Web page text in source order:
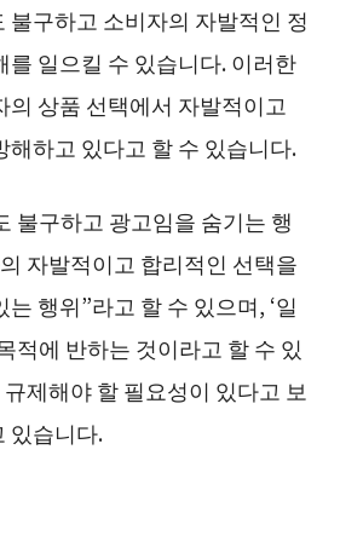
불구하고 소비자의 자발적인 정
를 일으킬 수 있습니다. 이러한
의 상품 선택에서 자발적이고
해하고 있다고 할 수 있습니다.
불구하고 광고임을 숨기는 행
자발적이고 합리적인 선택을
행위”라고 할 수 있으며, ‘일
적에 반하는 것이라고 할 수 있
제해야 할 필요성이 있다고 보
있습니다.